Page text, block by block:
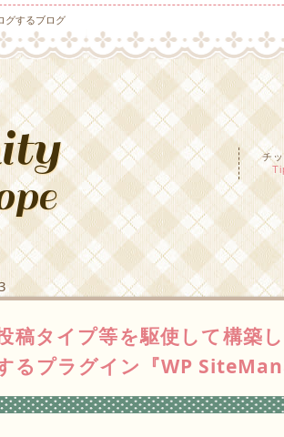
グするブログ
チ
稿タイプ等を駆使して構築
るプラグイン『WP